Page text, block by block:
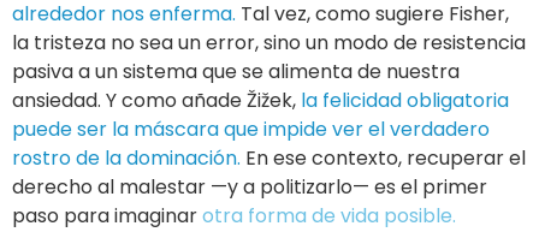
alrededor nos enferma. Tal vez, como sugiere Fisher,
la tristeza no sea un error, sino un modo de resistencia
pasiva a un sistema que se alimenta de nuestra
ansiedad. Y como añade Žižek, la felicidad obligatoria
puede ser la máscara que impide ver el verdadero
rostro de la dominación. En ese contexto, recuperar el
derecho al malestar —y a politizarlo— es el primer
paso para imaginarotra forma de vida posible.